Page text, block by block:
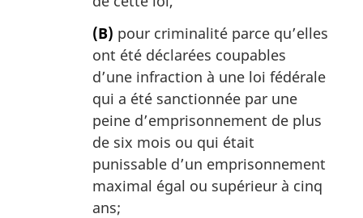
(B) pour criminalité parce qu’elles
ont été déclarées coupables
d’une infraction à une loi fédérale
qui a été sanctionnée par une
peine d’emprisonnement de plus
de six mois ou qui était
punissable d’un emprisonnement
maximal égal ou supérieur à cinq
ans;